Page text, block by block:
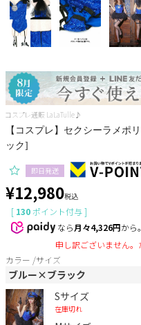
サンタ
コスプレ通販 LaLaTulle♪
【コスプレ】セクシーラメポ
ック]
即日発送
¥12,980税込
[ 130ポイント付与 ]
なら月々4,326円から
申し訳ございません。
カラー サイズ
ブルー×ブラック
Sサイズ
在庫切れ